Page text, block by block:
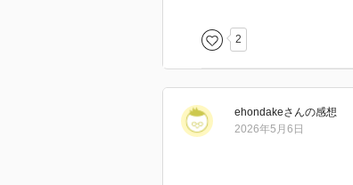
2
ehondakeさんの感想
2026年5月6日